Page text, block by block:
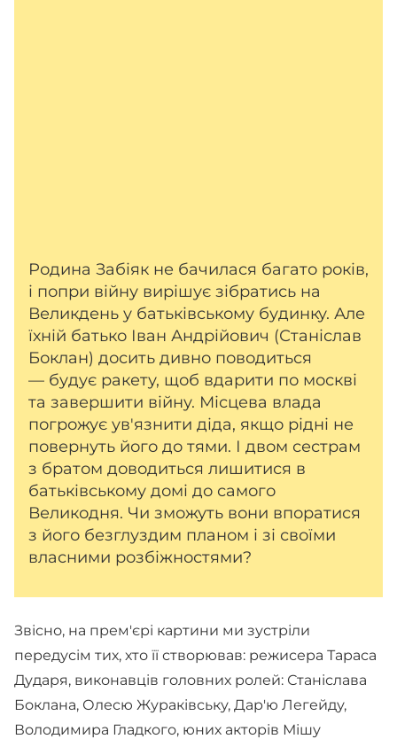
Родина Забіяк не бачилася багато років,
і попри війну вирішує зібратись на
Великдень у батьківському будинку. Але
їхній батько Іван Андрійович (Станіслав
Боклан) досить дивно поводиться
— будує ракету, щоб вдарити по москві
та завершити війну. Місцева влада
погрожує ув'язнити діда, якщо рідні не
повернуть його до тями. І двом сестрам
з братом доводиться лишитися в
батьківському домі до самого
Великодня. Чи зможуть вони впоратися
з його безглуздим планом і зі своїми
власними розбіжностями?
Звісно, на прем'єрі картини ми зустріли
передусім тих, хто її створював: режисера Тараса
Дударя, виконавців головних ролей: Станіслава
Боклана, Олесю Жураківську, Дар'ю Легейду,
Володимира Гладкого, юних акторів Мішу